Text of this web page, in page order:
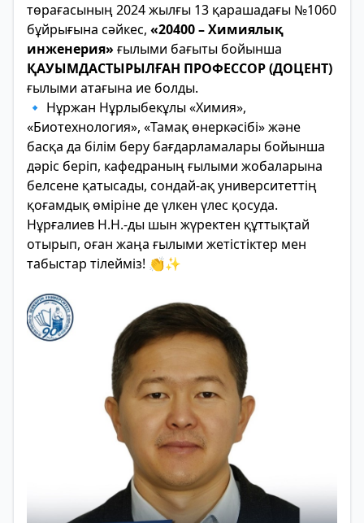
төрағасының 2024 жылғы 13 қарашадағы №1060
бұйрығына сәйкес, «20400 – Химиялық
инженерия»ғылыми бағыты бойынша
ҚАУЫМДАСТЫРЫЛҒАН ПРОФЕССОР (ДОЦЕНТ)
ғылыми атағына ие болды.
🔹 Нұржан Нұрлыбекұлы «Химия»,
«Биотехнология», «Тамақ өнеркәсібі» және
басқа да білім беру бағдарламалары бойынша
дәріс беріп, кафедраның ғылыми жобаларына
белсене қатысады, сондай-ақ университеттің
қоғамдық өміріне де үлкен үлес қосуда.
Нұрғалиев Н.Н.-ды шын жүректен құттықтай
отырып, оған жаңа ғылыми жетістіктер мен
табыстар тілейміз! 👏✨